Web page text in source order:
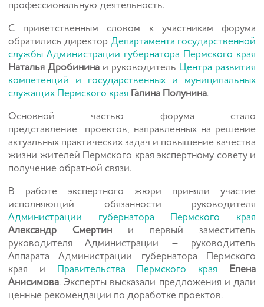
профессиональную деятельность.
С приветственным словом к участникам форума
обратились директор Департамента государственной
службы Администрации губернатора Пермского края
Наталья Дробинина и руководитель Центра развития
компетенций и государственных и муниципальных
служащих Пермского края Галина Полунина.
Основной частью форума стало
представление проектов, направленныхна решение
актуальных практических задач и повышение качества
жизни жителей Пермского края экспертному совету и
получение обратной связи.
В работе экспертного жюри приняли участие
исполняющий обязанности руководителя
Администрации губернатора Пермского края
Александр Смертин и первый заместитель
руководителя Администрации – руководитель
Аппарата Администрации губернатора Пермского
края и
Правительства Пермского края
Елена
Анисимова.Эксперты высказали предложения и дали
ценные рекомендации по доработке проектов.